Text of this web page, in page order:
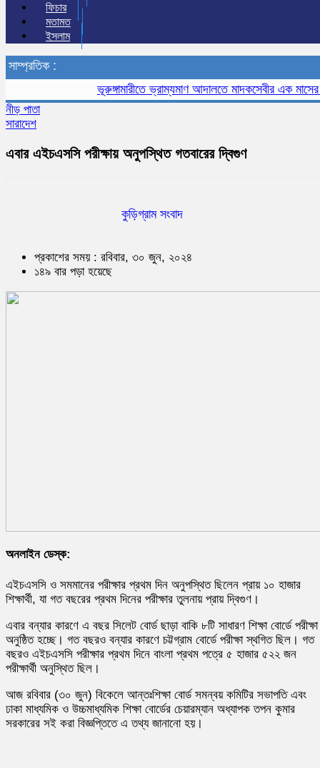
ফিচার
মতামত
ইসলাম
সাম্প্রতিক :
ভূরুঙ্গামারীতে ভ্রাম্যমাণ আদালতে মাদকসেবীর এক মাসের
নীড় পাতা
সারাদেশ
এবার এইচএসসি পরীক্ষায় অনুপস্থিত গতবারের দ্বিগুণ
কুড়িগ্রাম সংবাদ
প্রকাশের সময় : রবিবার, ৩০ জুন, ২০২৪
১৪৯ বার পড়া হয়েছে
অনলাইন ডেস্ক:
এইচএসসি ও সমমানের পরীক্ষার প্রথম দিন অনুপস্থিত ছিলেন প্রায় ১০ হাজার
শিক্ষার্থী, যা গত বছরের প্রথম দিনের পরীক্ষার তুলনায় প্রায় দ্বিগুণ।
এবার বন্যার কারণে এ বছর সিলেট বোর্ড ছাড়া বাকি ৮টি সাধারণ শিক্ষা বোর্ডে পরীক্ষা
অনুষ্ঠিত হচ্ছে। গত বছরও বন্যার কারণে চট্টগ্রাম বোর্ডে পরীক্ষা স্থগিত ছিল। গত
বছরও এইচএসসি পরীক্ষার প্রথম দিনে বাংলা প্রথম পত্রে ৫ হাজার ৫২২ জন
পরীক্ষার্থী অনুস্থিত ছিল।
আজ রবিবার (৩০ জুন) বিকেলে আন্তঃশিক্ষা বোর্ড সমন্বয় কমিটির সভাপতি এবং
ঢাকা মাধ্যমিক ও উচ্চমাধ্যমিক শিক্ষা বোর্ডের চেয়ারম্যান অধ্যাপক তপন কুমার
সরকারের সই করা বিজ্ঞপ্তিতে এ তথ্য জানানো হয়।